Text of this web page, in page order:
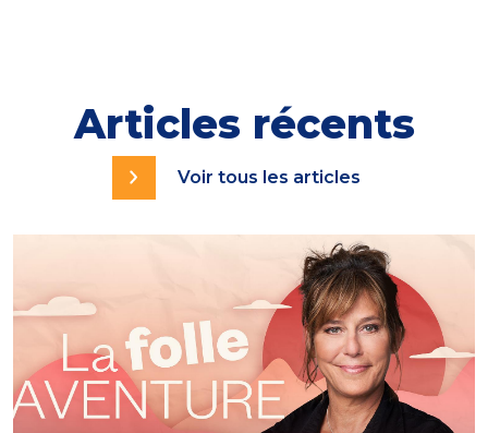
Articles récents
Voir tous les articles